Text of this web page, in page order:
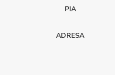
PIA
ADRESA